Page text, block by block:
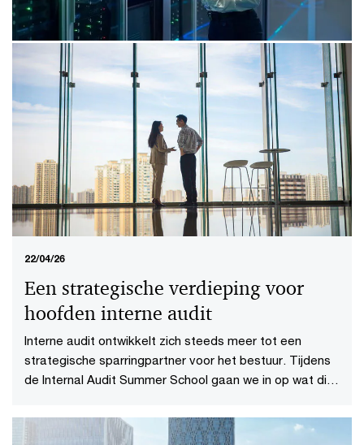
26/05/26
Bijna een tiende van de Nederlandse
economie draait op data
Bijna tien cent van elke euro in de Nederlandse
economie komt voort uit data. De waarde verschuift
daarbij van data verzamelen naar inzichten en impact
via datascience en AI.
22/04/26
Een strategische verdieping voor
hoofden interne audit
Interne audit ontwikkelt zich steeds meer tot een
strategische sparringpartner voor het bestuur. Tijdens
de Internal Audit Summer School gaan we in op wat dit